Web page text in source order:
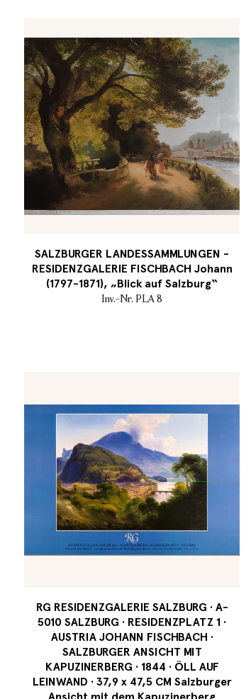
SALZBURGER LANDESSAMMLUNGEN -
RESIDENZGALERIE FISCHBACH Johann
(1797-1871), „Blick auf Salzburg“
Inv.-Nr. PLA 8
RG RESIDENZGALERIE SALZBURG · A-
5010 SALZBURG · RESIDENZPLATZ 1 ·
AUSTRIA JOHANN FISCHBACH ·
SALZBURGER ANSICHT MIT
KAPUZINERBERG · 1844 · ÖLL AUF
LEINWAND · 37,9 x 47,5 CM Salzburger